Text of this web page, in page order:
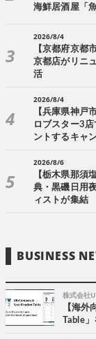
海鮮居酒屋「
2026/8/4
【京都府京都
京都店がリニ
活
2026/8/4
【兵庫県神戸
ロブスター3
ントするキャ
2026/8/6
【栃木県那須
典・黒磯日用
ィストが集結
BUSINESS
株式会社
【海外
Table」